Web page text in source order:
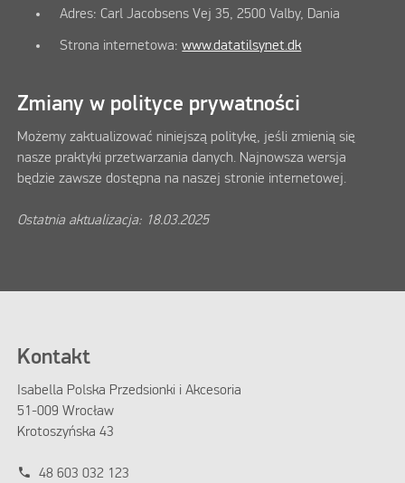
Adres: Carl Jacobsens Vej 35, 2500 Valby, Dania
Strona internetowa:www.datatilsynet.dk
Zmiany w polityce prywatności
Możemy zaktualizować niniejszą politykę, jeśli zmienią się
nasze praktyki przetwarzania danych. Najnowsza wersja
będzie zawsze dostępna na naszej stronie internetowej.
Ostatnia aktualizacja: 18.03.2025
Kontakt
Isabella Polska Przedsionki i Akcesoria
51-009 Wrocław
Krotoszyńska 43
phone 48 603 032 123